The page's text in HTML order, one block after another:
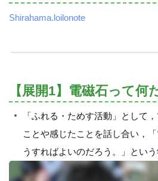
Shirahama.loilonote
【展開1】電磁石って何
「ふれる・ためす活動」として
ことや感じたことを話し合い，
うすればよいのだろう。」という